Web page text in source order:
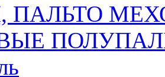
ПАЛЬТО